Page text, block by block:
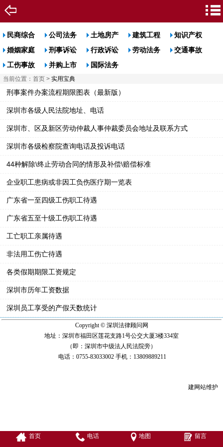
民商综合 公司法务 土地房产 建筑工程
知识产权
婚姻家庭
刑事诉讼 行政诉讼 劳动法务
交通事故
工伤事故
并购上市 国际法务
当前位置： 首页 > 实用宝典
刑事案件办案流程期限图表（最新版）
深圳市各级人民法院地址、电话
深圳市、区及新区劳动仲裁人事仲裁委员会地址及联系方式
深圳市各级检察院查询电话及投诉电话
44种解除\终止劳动合同的情形及补偿\赔偿标准
企业职工患病或非因工负伤医疗期一览表
广东省一至四级工伤职工待遇
广东省五至十级工伤职工待遇
工亡职工亲属待遇
非法用工伤亡待遇
各类假期期限工资规定
深圳市历年工资数据
深圳员工享受的产假天数统计
Copyright © 深圳法律顾问网
地址：深圳市福田区莲花支路1号公交大厦3楼334室
（即：深圳市中级法人民法院旁）
电话：0755-83033002 手机：13809889211
首页 电话 地图 留言
建网站维护